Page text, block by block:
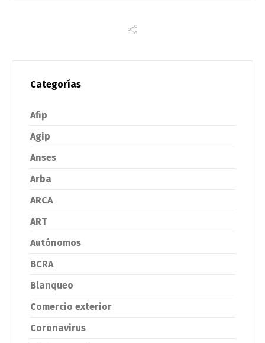
Categorías
Afip
Agip
Anses
Arba
ARCA
ART
Autónomos
BCRA
Blanqueo
Comercio exterior
Coronavirus